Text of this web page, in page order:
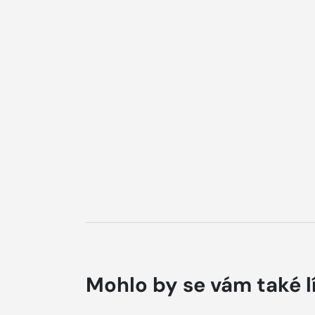
Mohlo by se vám také